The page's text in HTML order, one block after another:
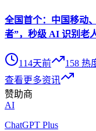
全国首个：中国移动
者”，秒级 AI 识别老
114天前 158 热
查看更多资讯
赞助商
AI
ChatGPT Plus